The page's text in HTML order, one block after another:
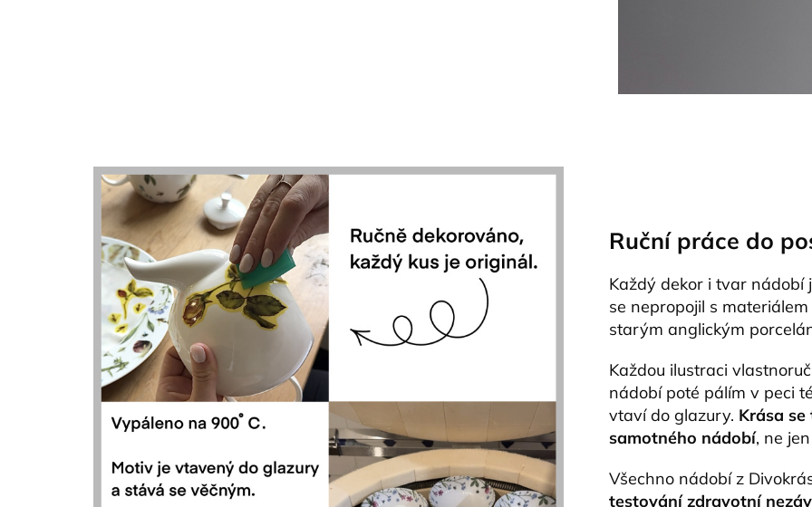
Ruční práce do
Každý dekor i tvar nádobí
se nepropojil s
starým anglickým
Každou ilustraci
nádobí poté pálím v peci
vtaví do glazury. Krása
samotného nádobí, ne
Všechno nádobí z
testování zdravotní